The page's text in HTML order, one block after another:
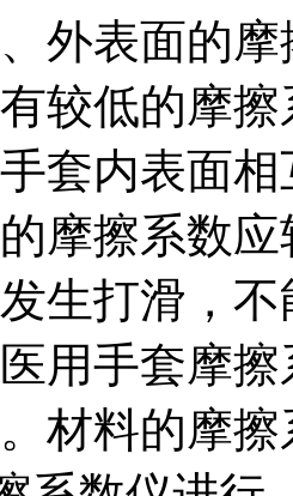
外表面的
较低的摩
套内表面
摩擦系数
生打滑，
用手套摩
材料的摩